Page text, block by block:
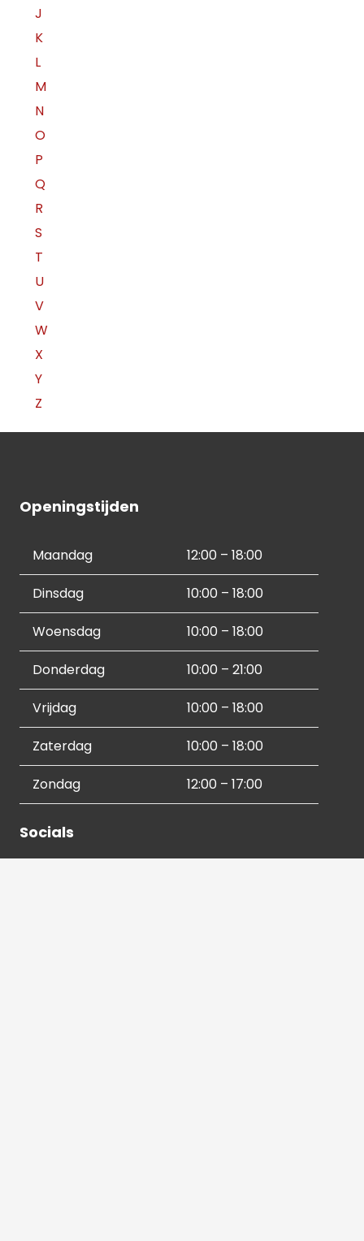
J
K
L
M
N
O
P
Q
R
S
T
U
V
W
X
Y
Z
Openingstijden
Maandag 12:00 – 18:00
Dinsdag 10:00 – 18:00
Woensdag 10:00 – 18:00
Donderdag 10:00 – 21:00
Vrijdag 10:00 – 18:00
Zaterdag 10:00 – 18:00
Zondag 12:00 – 17:00
Socials